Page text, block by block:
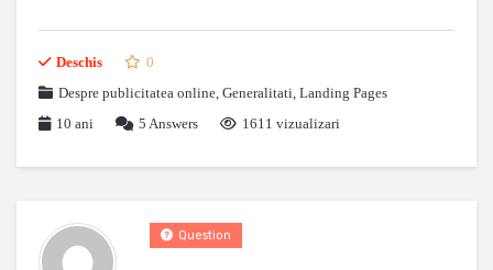
Deschis
0
Despre publicitatea online, Generalitati, Landing Pages
10 ani
5 Answers 1611 vizualizari
Question